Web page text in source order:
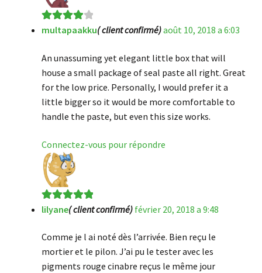
Note4sur
multapaakku( client confirmé)août 10, 2018 a 6:03
An unassuming yet elegant little box that will
house a small package of seal paste all right. Great
for the low price. Personally, I would prefer it a
little bigger so it would be more comfortable to
handle the paste, but even this size works.
Connectez-vous pour répondre
Note5sur 5
lilyane( client confirmé) février 20, 2018 a 9:48
Comme je l ai noté dès l’arrivée. Bien reçu le
mortier et le pilon. J’ai pu le tester avec les
pigments rouge cinabre reçus le même jour